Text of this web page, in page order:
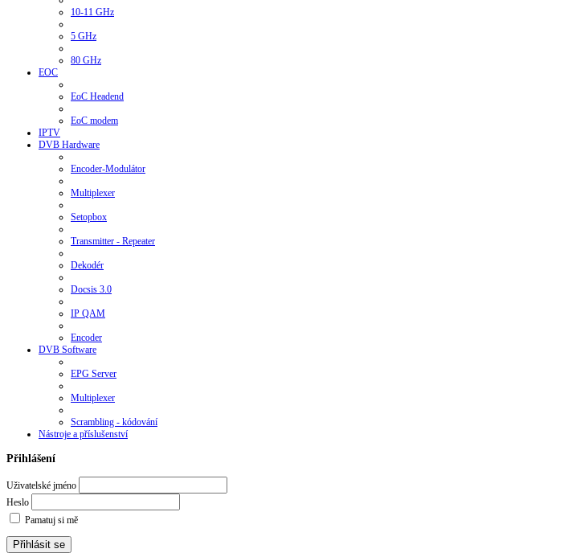
10-11 GHz
5 GHz
80 GHz
EOC
EoC Headend
EoC modem
IPTV
DVB Hardware
Encoder-Modulátor
Multiplexer
Setopbox
Transmitter - Repeater
Dekodér
Docsis 3.0
IP QAM
Encoder
DVB Software
EPG Server
Multiplexer
Scrambling - kódování
Nástroje a příslušenství
Přihlášení
Uživatelské jméno
Heslo
Pamatuj si mě